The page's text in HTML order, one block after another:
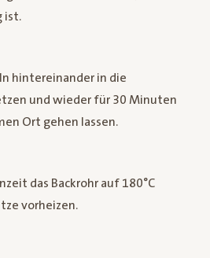
ist.
hintereinander in die
und wieder für 30 Minuten
Ort gehen lassen.
das Backrohr auf 180°C
vorheizen.